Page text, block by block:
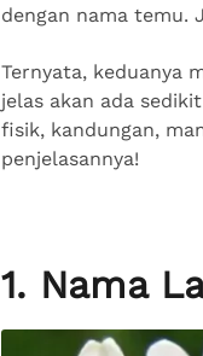
dengan nama temu.
Ternyata, keduanya
jelas akan ada
fisik, kandungan,
penjelasannya!
1. Nama